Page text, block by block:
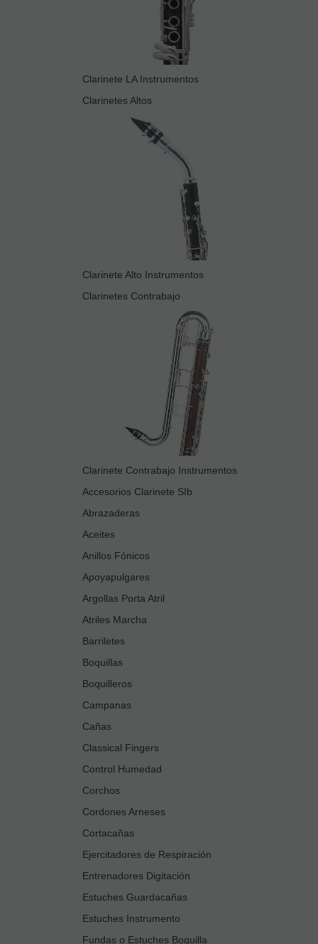
Clarinete LA Instrumentos
Clarinetes Altos
Clarinete Alto Instrumentos
Clarinetes Contrabajo
Clarinete Contrabajo Instrumentos
Accesorios Clarinete SIb
Abrazaderas
Aceites
Anillos Fónicos
Apoyapulgares
Argollas Porta Atril
Atriles Marcha
Barriletes
Boquillas
Boquilleros
Campanas
Cañas
Classical Fingers
Control Humedad
Corchos
Cordones Arneses
Cortacañas
Ejercitadores de Respiración
Entrenadores Digitación
Estuches Guardacañas
Estuches Instrumento
Fundas o Estuches Boquilla